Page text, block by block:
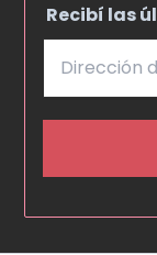
Recibí las